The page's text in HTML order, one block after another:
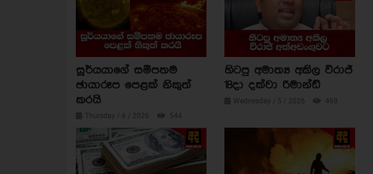
සූර්යයාගේ සමීපතම
ඡායාරූප පෙළක් නිකුත්
කරයි
Thursday / 6 / 2026 544
හිටපු අමාත්‍ය අකිල විරාජ්
18දා දක්වා රිමාන්ඩ්
Wednesday / 5 / 2026 469